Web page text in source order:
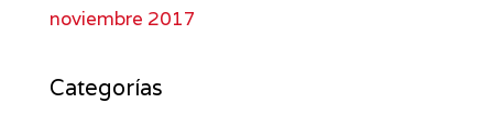
noviembre 2017
Categorías